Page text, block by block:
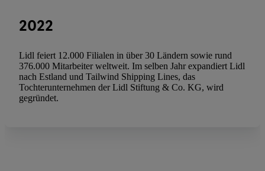
2022
Lidl feiert 12.000 Filialen in über 30 Ländern sowie rund
376.000 Mitarbeiter weltweit. Im selben Jahr expandiert Lidl
nach Estland und Tailwind Shipping Lines, das
Tochterunternehmen der Lidl Stiftung & Co. KG, wird
gegründet.